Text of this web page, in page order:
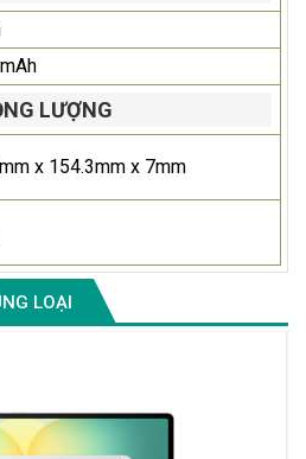
LƯỢNG
x 154.3mm x 7mm
LOẠI